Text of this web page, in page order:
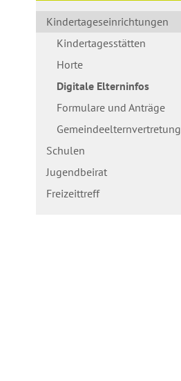
Kindertageseinrichtungen
Kindertagesstätten
Horte
Digitale Elterninfos
Formulare und Anträge
Gemeindeelternvertretung
Schulen
Jugendbeirat
Freizeittreff